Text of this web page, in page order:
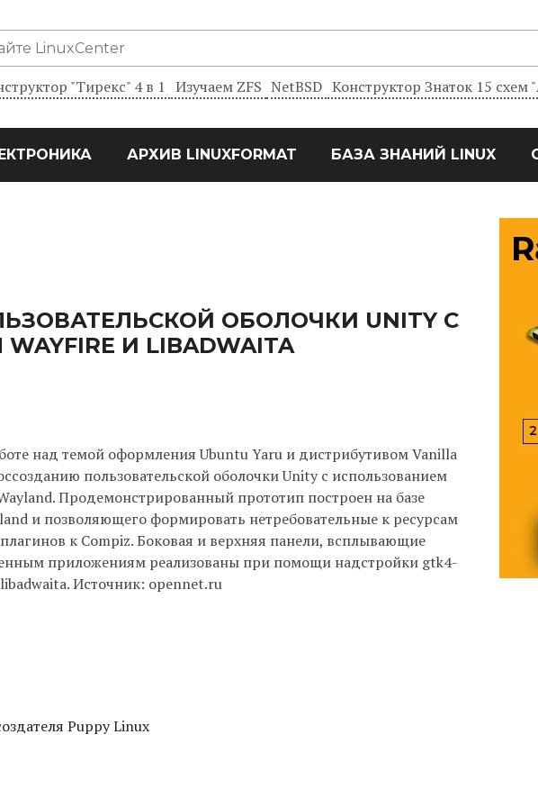
"Тирекс" 4 в 1 Изучаем ZFS NetBSD Конструктор Знаток 15 схем
АРХИВ LINUXFORMAT БАЗА ЗНАНИЙ LINUX
ОБОЛОЧКИ UNITY С
И LIBADWAITA
над темой оформления Ubuntu Yaru и дистрибутивом Vanilla
пользовательской оболочки Unity c использованием
Продемонстрированный прототип построен на базе
и позволяющего формировать нетребовательные к ресурсам
к Compiz. Боковая и верхняя панели, всплывающие
приложениям реализованы при помощи надстройки gtk4-
Источник: opennet.ru
Puppy Linux